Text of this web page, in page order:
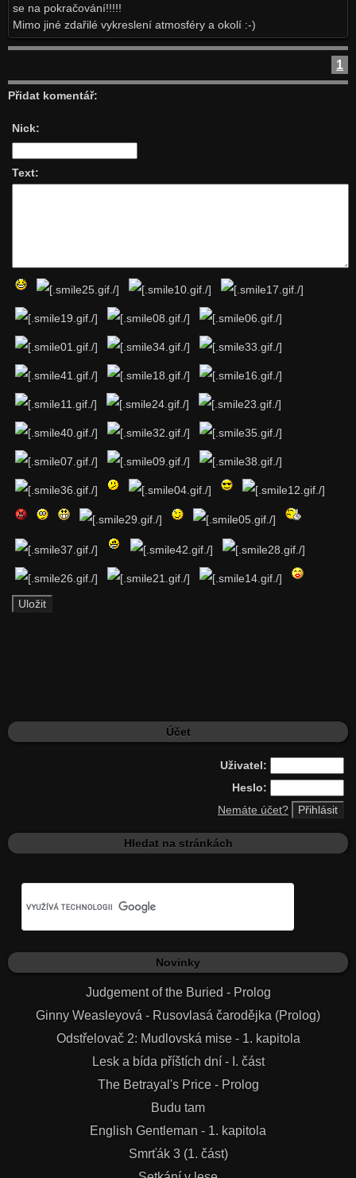
se na pokračování!!!!!
Mimo jiné zdařilé vykreslení atmosféry a okolí :-)
1
Přidat komentář:
Nick:
Text:
Účet
Uživatel:
Heslo:
Nemáte účet?
Hledat na stránkách
Novinky
Judgement of the Buried - Prolog
Ginny Weasleyová - Rusovlasá čarodějka (Prolog)
Odstřelovač 2: Mudlovská mise - 1. kapitola
Lesk a bída příštích dní - I. část
The Betrayal's Price - Prolog
Budu tam
English Gentleman - 1. kapitola
Smrťák 3 (1. část)